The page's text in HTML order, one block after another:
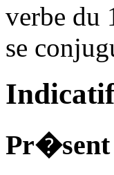
verbe du
se
Indicatif
Pr�sent